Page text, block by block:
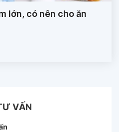
lớn, có nên cho ăn
VẤN